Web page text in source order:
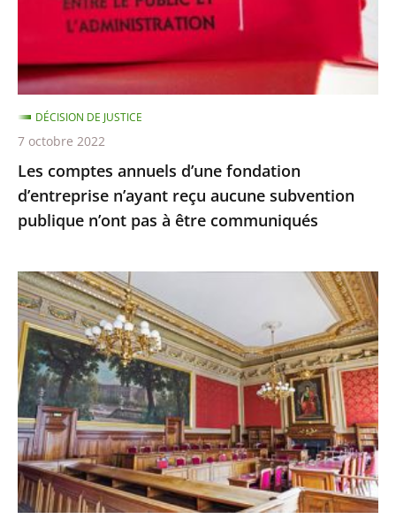
n’ayant
aucune
subvention
publique
n’ont
pas
à
être
Les comptes annuels d’une fondation
d’entreprise n’ayant reçu aucune subvention
publique n’ont pas à être communiqués
DÉCISION DE JUSTICE
7 octobre 2022
Le
juge
des
référés
du
Conseil
d'État
ne
suspend
pas